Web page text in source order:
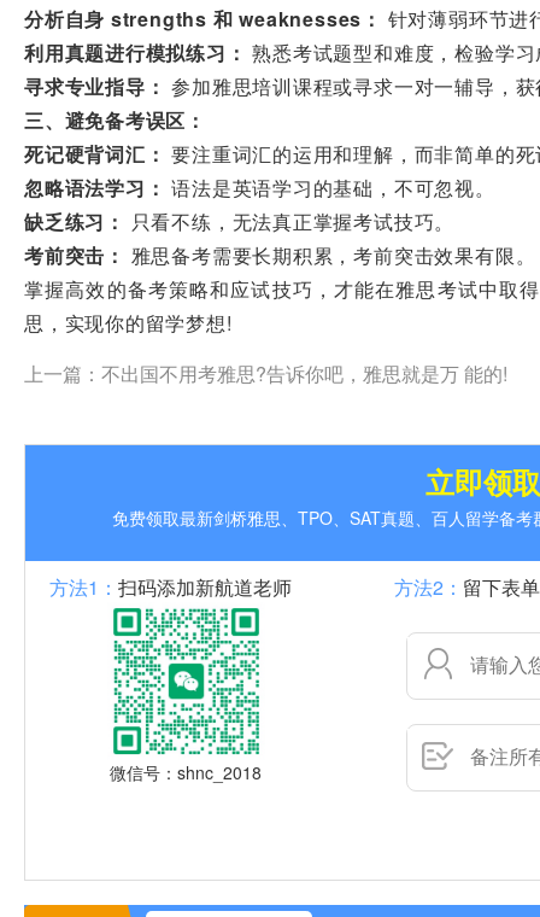
分析自身 strengths 和 weaknesses： 针对薄弱环节进
利用真题进行模拟练习： 熟悉考试题型和难度，检验学
寻求专业指导： 参加雅思培训课程或寻求一对一辅导，
三、避免备考误区：
死记硬背词汇： 要注重词汇的运用和理解，而非简单的
忽略语法学习： 语法是英语学习的基础，不可忽视。
缺乏练习：
只看不练，无法真正掌握考试技巧。
考前突击： 雅思备考需要长期积累，考前突击效果有限。
掌握高效的备考策略和应试技巧，才能在雅思考试中取
思，实现你的留学梦想!
上一篇： 不出国不用考雅思?告诉你吧，雅思就是万 能的!
立即领
免费领取最新剑桥雅思、TPO、SAT真题、百人留学备
方法1： 扫码添加新航道老师
微信号：shnc_2018
方法2： 留下表